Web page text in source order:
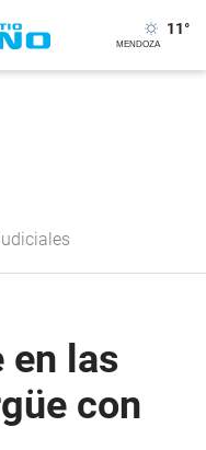
11°
en las
con